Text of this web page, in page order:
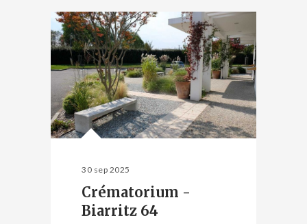
30 sep 2025
Crématorium -
Biarritz 64